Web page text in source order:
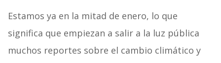
Estamos ya en la mitad de enero, lo que
significa que empiezan a salir a la luz pública
muchos reportes sobre el cambio climático y